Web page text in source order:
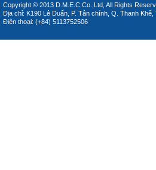
Copyright © 2013 D.M.E.C Co.,Ltd, All Rights
Địa chỉ: K190 Lê Duẩn, P. Tân chính, Q. Thanh Khê,
Điện thoại: (+84) 5113752506